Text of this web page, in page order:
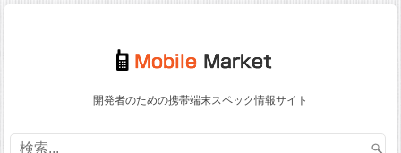
開発者のための携帯端末スペック情報サイト